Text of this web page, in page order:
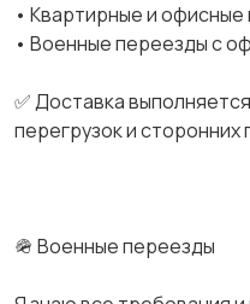
• Квартирные и
• Военные переезды с
✅ Доставка
перегрузок и сторонних
🪖 Военные переезды